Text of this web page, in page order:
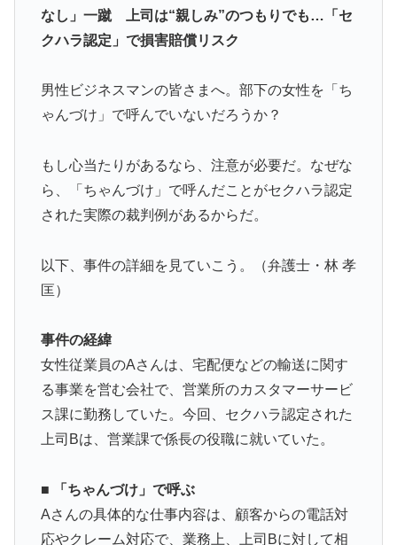
がまさに経験値である」
外国人「日本の未来は安泰だ」16歳MF三井寺眞、衝撃
で海外絶賛！【海外の反応】
アメリカ「お前らの国でしか愛されてないものってあ
海外「剣が二回斬り合っただけで折れるのはどういうこ
となんだ」満点なのに二度と起動しない理由…
▶ 軽飛行機が屋根すれすれを抜けて飛行場へ、車輪を出さ
ないまま胴体着陸「これよりひどい着陸なら山ほど見て
韓国人「日本メディアが2002年ワールドカップ韓国準
決勝も調査すべきと主張！」→「英国メディアも一斉に
指摘‥」
かる数字に海外が大騒ぎ
泳いでいる人のすぐ横に消防飛行艇が次々着水する南仏
の湖「肝心の場面で毎回カメラが逃げる」【海外の反
応】
なし」一蹴 上司は“親しみ”のつもりでも…「セ
クハラ認定」で損害賠償リスク
男性ビジネスマンの皆さまへ。部下の女性を「ち
ゃんづけ」で呼んでいないだろうか？
もし心当たりがあるなら、注意が必要だ。なぜな
ら、「ちゃんづけ」で呼んだことがセクハラ認定
された実際の裁判例があるからだ。
以下、事件の詳細を見ていこう。（弁護士・林 孝
匡）
事件の経緯
女性従業員のAさんは、宅配便などの輸送に関す
る事業を営む会社で、営業所のカスタマーサービ
ス課に勤務していた。今回、セクハラ認定された
上司Bは、営業課で係長の役職に就いていた。
■ 「ちゃんづけ」で呼ぶ
Aさんの具体的な仕事内容は、顧客からの電話対
応やクレーム対応で、業務上、上司Bに対して相